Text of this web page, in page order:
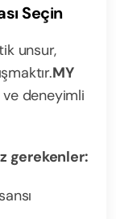
Seçin
unsur,
MY
ve deneyimli
gerekenler: